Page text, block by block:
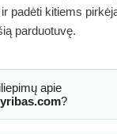
padėti kitiems
parduotuvę.
apie
?